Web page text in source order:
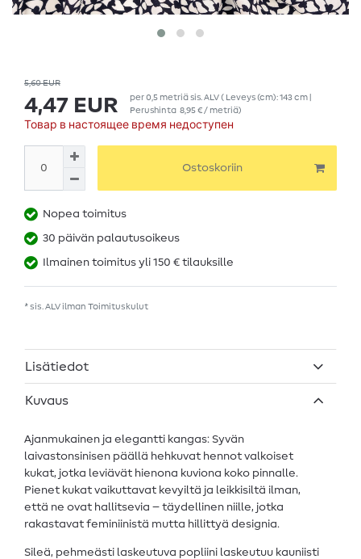
5,60 EUR
4,47 EUR per0,5 metriäsis. ALV( Leveys (cm): 143 cm |
Perushinta 8,95 € / metriä)
Товар в настоящее время недоступен
Ostoskoriin
Nopea toimitus
30 päivän palautusoikeus
Ilmainen toimitus yli 150 € tilauksille
* sis. ALV ilman Toimituskulut
Lisätiedot
Kuvaus
Ajanmukainen ja elegantti kangas: Syvän
laivastonsinisen päällä hehkuvat hennot valkoiset
kukat, jotka leviävät hienona kuviona koko pinnalle.
Pienet kukat vaikuttavat kevyiltä ja leikkisiltä ilman,
että ne ovat hallitsevia – täydellinen niille, jotka
rakastavat feminiinistä mutta hillittyä designia.
Sileä, pehmeästi laskeutuva popliini laskeutuu kauniisti